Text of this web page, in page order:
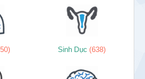
Sinh Dục (638)